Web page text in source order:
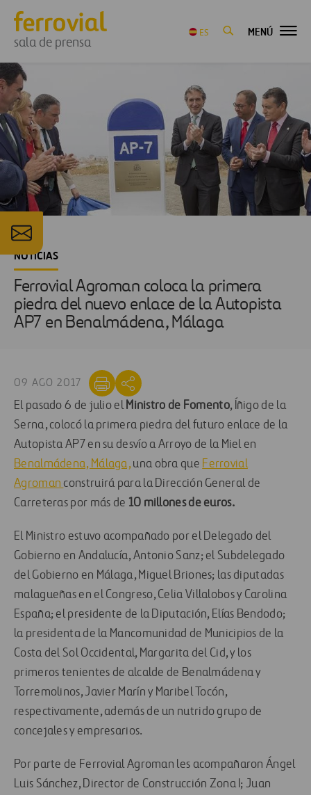
sala de prensa
ES MENÚ
NOTICIAS
Ferrovial Agroman coloca la primera
piedra del nuevo enlace de la Autopista
AP7 en Benalmádena, Málaga
09 AGO 2017
El pasado 6 de julio elMinistro de Fomento, Íñigo de la
Serna, colocó la primera piedra del futuro enlace de la
Autopista AP7 en su desvío a Arroyo de la Miel en
Benalmádena, Málaga,una obra que Ferrovial
Agroman construirá para la Dirección General de
Carreteras por más de 10 millones de euros.
El Ministro estuvo acompañado por el Delegado del
Gobierno en Andalucía, Antonio Sanz; el Subdelegado
del Gobierno en Málaga, Miguel Briones; las diputadas
malagueñas en el Congreso, Celia Villalobos y Carolina
España; el presidente de la Diputación, Elías Bendodo;
la presidenta de la Mancomunidad de Municipios de la
Costa del Sol Occidental, Margarita del Cid, y los
primeros tenientes de alcalde de Benalmádena y
Torremolinos, Javier Marín y Maribel Tocón,
respectivamente, además de un nutrido grupo de
concejales y empresarios.
Por parte de Ferrovial Agroman les acompañaron Ángel
Luis Sánchez, Director de Construcción Zona I; Juan